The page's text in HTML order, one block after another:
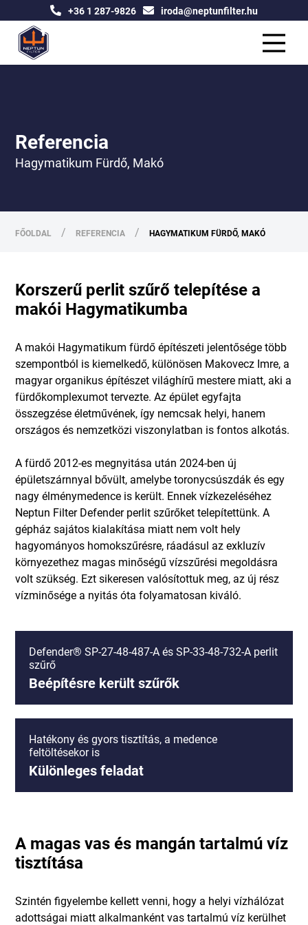
+36 1 287-9826 iroda@neptunfilter.hu
Referencia
Hagymatikum Fürdő, Makó
FŐOLDAL / REFERENCIA / HAGYMATIKUM FÜRDŐ, MAKÓ
Korszerű perlit szűrő telepítése a
makói Hagymatikumba
A makói Hagymatikum fürdő építészeti jelentősége több
szempontból is kiemelkedő, különösen Makovecz Imre, a
magyar organikus építészet világhírű mestere miatt, aki a
fürdőkomplexumot tervezte. Az épület egyfajta
összegzése életművének, így nemcsak helyi, hanem
országos és nemzetközi viszonylatban is fontos alkotás.
A fürdő 2012-es megnyitása után 2024-ben új
épületszárnnyal bővült, amelybe toronycsúszdák és egy
nagy élménymedence is került. Ennek vízkezeléséhez
Neptun Filter Defender perlit szűrőket telepítettünk. A
gépház sajátos kialakítása miatt nem volt hely
hagyományos homokszűrésre, ráadásul az exkluzív
környezethez magas minőségű vízszűrési megoldásra
volt szükség. Ezt sikeresen valósítottuk meg, az új rész
vízminősége a nyitás óta folyamatosan kiváló.
Defender® SP-27-48-487-A és SP-33-48-732-A perlit
szűrő
Beépítésre került szűrők
Hatékony és gyors tisztítás, a medence
feltöltésekor is
Különleges feladat
A magas vas és mangán tartalmú víz
tisztítása
Szintén figyelembe kellett venni, hogy a helyi vízhálózat
adottságai miatt alkalmanként vas tartalmú víz kerülhet